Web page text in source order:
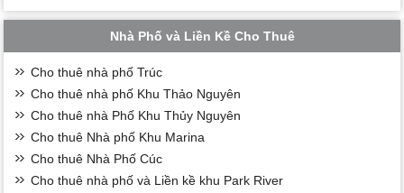
Nhà Phố và Liền Kề Cho Thuê
Cho thuê nhà phố Trúc
Cho thuê nhà phố Khu Thảo Nguyên
Cho thuê nhà Phố Khu Thủy Nguyên
Cho thuê Nhà phố Khu Marina
Cho thuê Nhà Phố Cúc
Cho thuê nhà phố và Liền kề khu Park River